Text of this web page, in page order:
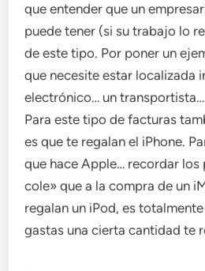
que entender que un
puede tener (si su trabajo lo
de este tipo. Por poner un
que necesite estar localizada
electrónico… un transportista…
Para este tipo de facturas
es que te regalan el iPhone.
que hace Apple… recordar los
cole» que a la compra de un
regalan un iPod, es
gastas una cierta cantidad te